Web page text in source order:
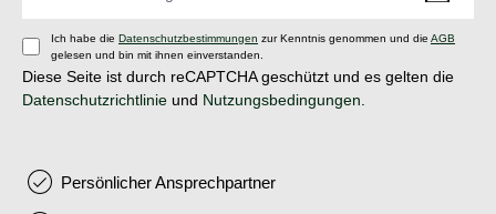
Ich habe die Datenschutzbestimmungen zur Kenntnis genommen und die AGB
gelesen und bin mit ihnen einverstanden.
Diese Seite ist durch reCAPTCHA geschützt und es gelten die
Datenschutzrichtlinie und Nutzungsbedingungen
Persönlicher Ansprechpartner